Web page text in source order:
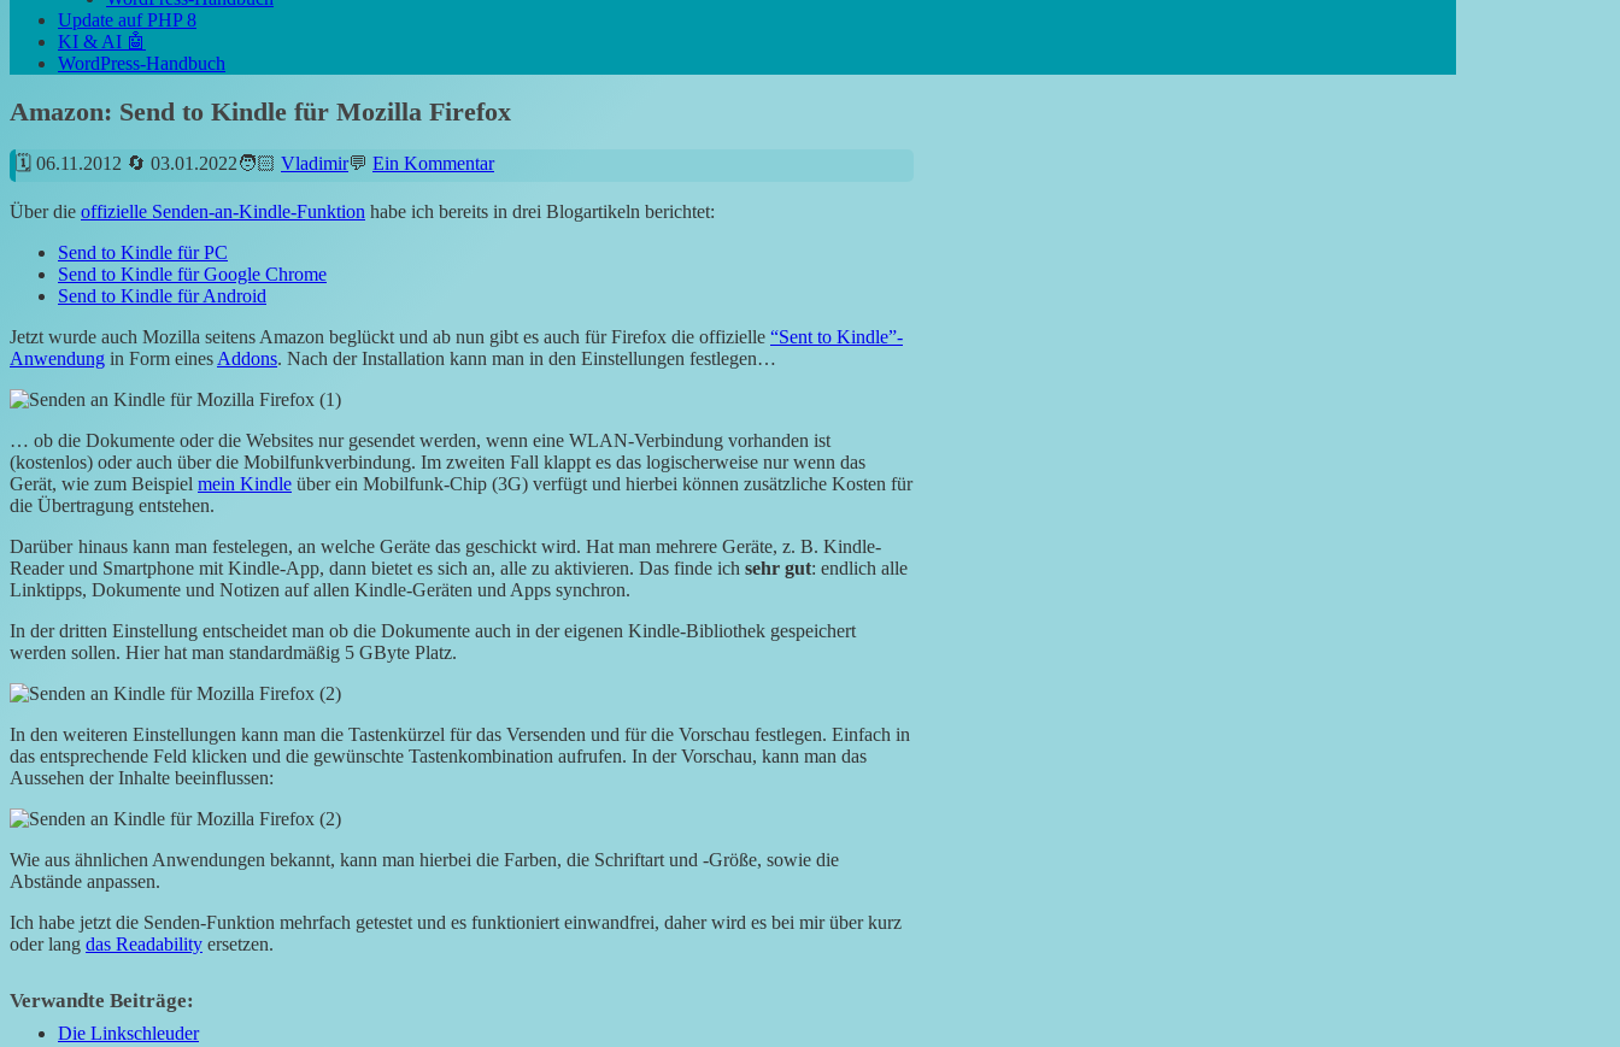
Update auf PHP 8
KI & AI 🤖
WordPress-Handbuch
Amazon: Send to Kindle für Mozilla Firefox
06.11.2012 03.01.2022 Vladimir Ein Kommentar
Über die offizielle Senden-an-Kindle-Funktion habe ich bereits in drei Blogartikeln berichtet:
Send to Kindle für PC
Send to Kindle für Google Chrome
Send to Kindle für Android
Jetzt wurde auch Mozilla seitens Amazon beglückt und ab nun gibt es auch für Firefox die offizielle “Sent to Kindle”-
Anwendung in Form eines Addons. Nach der Installation kann man in den Einstellungen festlegen…
… ob die Dokumente oder die Websites nur gesendet werden, wenn eine WLAN-Verbindung vorhanden ist
(kostenlos) oder auch über die Mobilfunkverbindung. Im zweiten Fall klappt es das logischerweise nur wenn das
Gerät, wie zum Beispiel mein Kindle über ein Mobilfunk-Chip (3G) verfügt und hierbei können zusätzliche Kosten für
die Übertragung entstehen.
Darüber hinaus kann man festelegen, an welche Geräte das geschickt wird. Hat man mehrere Geräte, z. B. Kindle-
Reader und Smartphone mit Kindle-App, dann bietet es sich an, alle zu aktivieren. Das finde ich sehr gut: endlich alle
Linktipps, Dokumente und Notizen auf allen Kindle-Geräten und Apps synchron.
In der dritten Einstellung entscheidet man ob die Dokumente auch in der eigenen Kindle-Bibliothek gespeichert
werden sollen. Hier hat man standardmäßig 5 GByte Platz.
In den weiteren Einstellungen kann man die Tastenkürzel für das Versenden und für die Vorschau festlegen. Einfach in
das entsprechende Feld klicken und die gewünschte Tastenkombination aufrufen. In der Vorschau, kann man das
Aussehen der Inhalte beeinflussen:
Wie aus ähnlichen Anwendungen bekannt, kann man hierbei die Farben, die Schriftart und -Größe, sowie die
Abstände anpassen.
Ich habe jetzt die Senden-Funktion mehrfach getestet und es funktioniert einwandfrei, daher wird es bei mir über kurz
oder lang das Readability ersetzen.
Verwandte Beiträge:
Die Linkschleuder